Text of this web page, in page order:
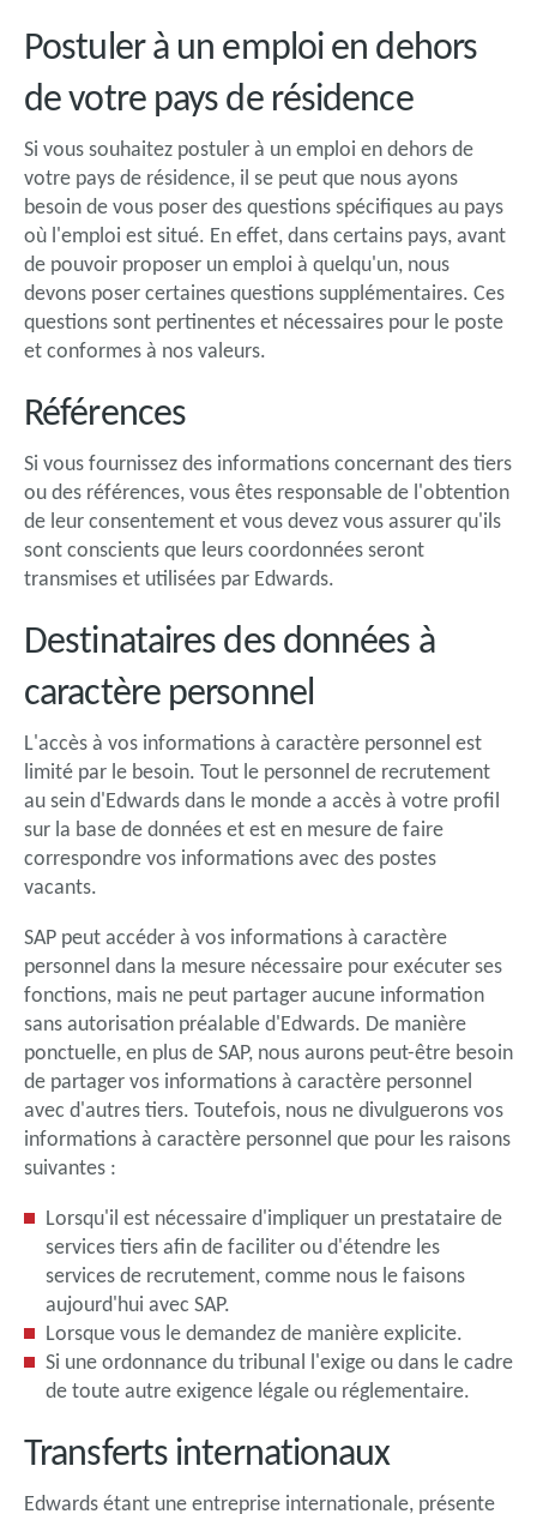
Postuler à un emploi en dehors
de votre pays de résidence
Si vous souhaitez postuler à un emploi en dehors de
votre pays de résidence, il se peut que nous ayons
besoin de vous poser des questions spécifiques au pays
où l'emploi est situé. En effet, dans certains pays, avant
de pouvoir proposer un emploi à quelqu'un, nous
devons poser certaines questions supplémentaires. Ces
questions sont pertinentes et nécessaires pour le poste
et conformes à nos valeurs.
Références
Si vous fournissez des informations concernant des tiers
ou des références, vous êtes responsable de l'obtention
de leur consentement et vous devez vous assurer qu'ils
sont conscients que leurs coordonnées seront
transmises et utilisées par Edwards.
Destinataires des données à
caractère personnel
L'accès à vos informations à caractère personnel est
limité par le besoin. Tout le personnel de recrutement
au sein d'Edwards dans le monde a accès à votre profil
sur la base de données et est en mesure de faire
correspondre vos informations avec des postes
vacants.
SAP peut accéder à vos informations à caractère
personnel dans la mesure nécessaire pour exécuter ses
fonctions, mais ne peut partager aucune information
sans autorisation préalable d'Edwards. De manière
ponctuelle, en plus de SAP, nous aurons peut-être besoin
de partager vos informations à caractère personnel
avec d'autres tiers. Toutefois, nous ne divulguerons vos
informations à caractère personnel que pour les raisons
suivantes :
Lorsqu'il est nécessaire d'impliquer un prestataire de
services tiers afin de faciliter ou d'étendre les
services de recrutement, comme nous le faisons
aujourd'hui avec SAP.
Lorsque vous le demandez de manière explicite.
Si une ordonnance du tribunal l'exige ou dans le cadre
de toute autre exigence légale ou réglementaire.
Transferts internationaux
Edwards étant une entreprise internationale, présente